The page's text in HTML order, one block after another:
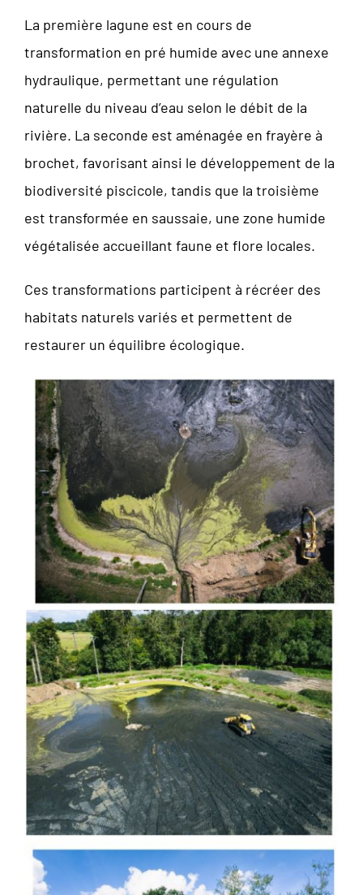
La première lagune est en cours de
transformation en pré humide avec une annexe
hydraulique, permettant une régulation
naturelle du niveau d’eau selon le débit de la
rivière. La seconde est aménagée en frayère à
brochet, favorisant ainsi le développement de la
biodiversité piscicole, tandis que la troisième
est transformée en saussaie, une zone humide
végétalisée accueillant faune et flore locales.
Ces transformations participent à récréer des
habitats naturels variés et permettent de
restaurer un équilibre écologique.